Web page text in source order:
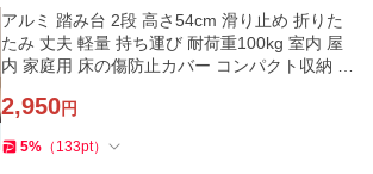
アルミ 踏み台 2段 高さ54cm 滑り止め 折りた
たみ 丈夫 軽量 持ち運び 耐荷重100kg 室内 屋
内 家庭用 床の傷防止カバー コンパクト収納 コ
2,950円
5% （ 133pt）